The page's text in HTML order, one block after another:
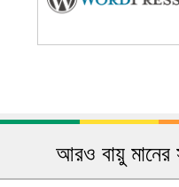
আরও বায়ু